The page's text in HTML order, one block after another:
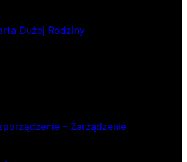
Dużej Rodziny
– Zarządzenie